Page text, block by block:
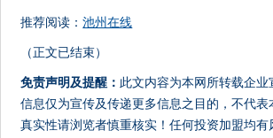
推荐阅读：池州在线
（正文已结束）
免责声明及提醒： 此文内容为本网所转载企
信息仅为宣传及传递更多信息之目的，不代
真实性请浏览者慎重核实！任何投资加盟均有